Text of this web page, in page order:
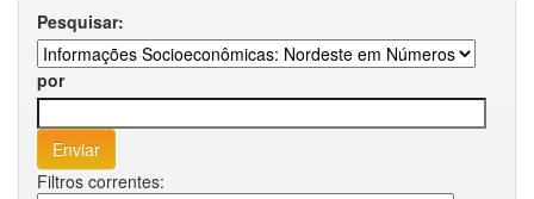
Pesquisar:
por
Filtros correntes: